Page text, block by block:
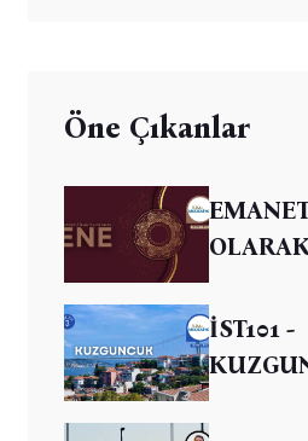
Öne Çıkanlar
İST101 -